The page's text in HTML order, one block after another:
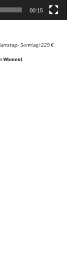
00:15
Sonntag) 229 €
Women)